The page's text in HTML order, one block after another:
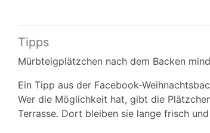
Tipps
Mürbteigplätzchen nach dem Backen
Ein Tipp aus der Facebook-
Wer die Möglichkeit hat, gibt die
Terrasse. Dort bleiben sie lange frisch